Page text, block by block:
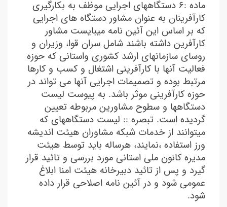
ماده :٦ دستگاههای اجرایی موظف به بکارگیری
کارآفرینان به عنوان مشاور دستگاه های اجرایی
که بر اساس این آئین نامه میبایست مشاور
کارآفرین داشته باشند شامل سران قوا، وزیران و
روسای سازمانهای ارشد کشوری واستانی که حوزه
فعالیت آنها با کارآفرینی اشتغال و کسب و کارها
مرتبط بوده و تصمیمات اجرایی آنها می تواند در
حوزه کارآفرینی موثر باشد. به پیوست لیست
دستگاهها و سطوح مشاورین مربوطه تعیین
گردیده است. تبصره :: لیست دستگاههای که
میتوانند از خدمات شبکه مشاوران هیئت اندیشه
ورز استفاده ،نمایند، هرساله باید توسط هیئت
مدیره کانون ملی استانی مورد بررسی و تائید قرار
گیرد و پس از تائید دبیرخانه هیئت امنا ابلاغ
عمومی شود و در آئین نامه اصلاحی قرار داده
شود.